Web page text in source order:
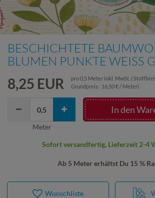
BESCHICHTETE
BLUMEN PUNKTE WEISS
8,25 EUR pro0,5 Meter inkl. MwSt. (
Grundpreis: 16,50 € / Meter)
Ab 5 Meter erhältst Du 15 %
In den
Meter
Sofort versandfertig, Lieferzeit 2-4
Wunschliste